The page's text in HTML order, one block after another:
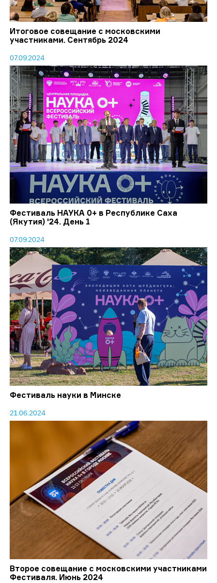
Итоговое совещание с московскими
участниками. Сентябрь 2024
07.09.2024
Фестиваль НАУКА 0+ в Республике Саха
(Якутия) '24. День 1
07.09.2024
Фестиваль науки в Минске
21.06.2024
Второе совещание с московскими участниками
Фестиваля. Июнь 2024